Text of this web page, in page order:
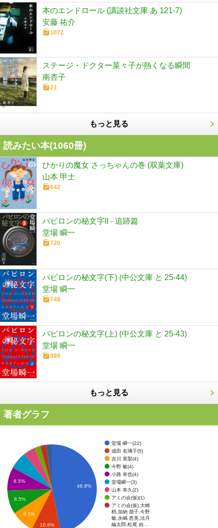
本のエンドロール (講談社文庫 あ 121-7)
安藤 祐介
1072
ステージ・ドクター菜々子が熱くなる瞬間
南杏子
21
もっと見る
読みたい本(1060冊)
ひかりの魔女 さっちゃんの巻 (双葉文庫)
山本 甲士
642
バビロンの秘文字II - 追跡篇
堂場 瞬一
720
バビロンの秘文字(下) (中公文庫 と 25-44)
堂場 瞬一
748
バビロンの秘文字(上) (中公文庫 と 25-43)
堂場 瞬一
889
もっと見る
著者グラフ
堂場 瞬一(22)
成田 名璃子(5)
吉川 英梨(4)
今野 敏(4)
小路 幸也(4)
堂場瞬一(3)
山本 幸久(2)
アミの会(仮)(1)
アミの会(仮),大崎
梢,加納 朋子,今野
敏,永嶋 恵美,法月
綸太郎,松尾 由…
46.8%
8.5%
8.5%
8.5%
10.6%